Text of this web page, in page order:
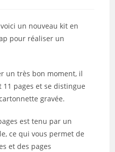
un nouveau kit en
pour réaliser un
un très bon moment, il
pages et se distingue
gravée.
est tenu par un
ce qui vous permet de
et des pages